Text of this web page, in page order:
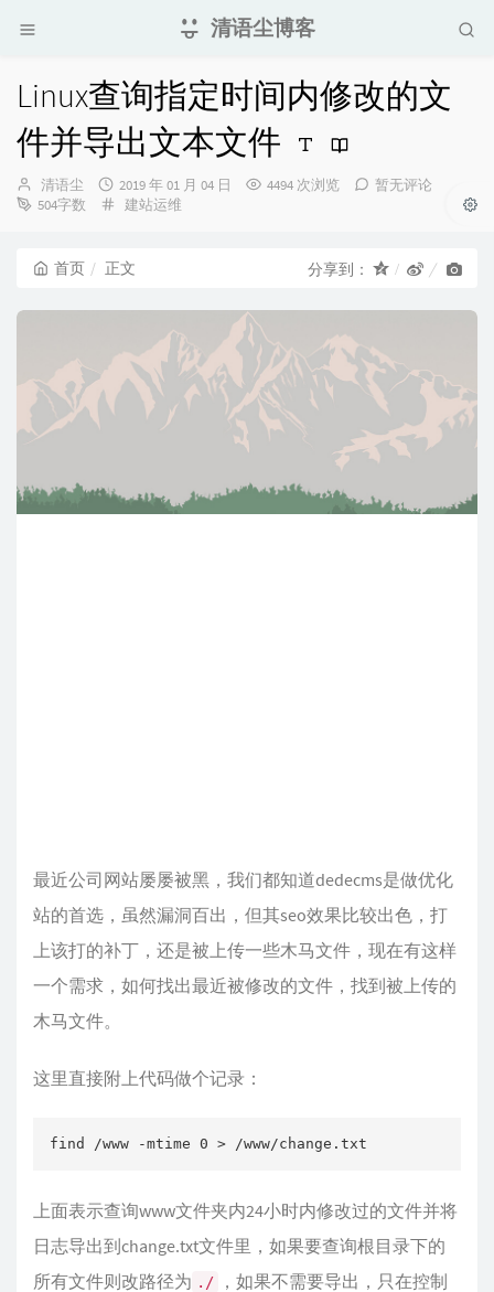
清语尘博客
Linux查询指定时间内修改的文
件并导出文本文件
博
主：
清语尘
发
布
2019 年 01 月 04 日 4494 次浏览
暂无评论
504字数
分
建站运维
首页 正文 分享到：
最近公司网站屡屡被黑，我们都知道dedecms是做优化
站的首选，虽然漏洞百出，但其seo效果比较出色，打
上该打的补丁，还是被上传一些木马文件，现在有这样
一个需求，如何找出最近被修改的文件，找到被上传的
木马文件。
这里直接附上代码做个记录：
find /www -mtime 0 > /www/change.txt
上面表示查询www文件夹内24小时内修改过的文件并将
日志导出到change.txt文件里，如果要查询根目录下的
所有文件则改路径为 ./
，如果不需要导出，只在控制